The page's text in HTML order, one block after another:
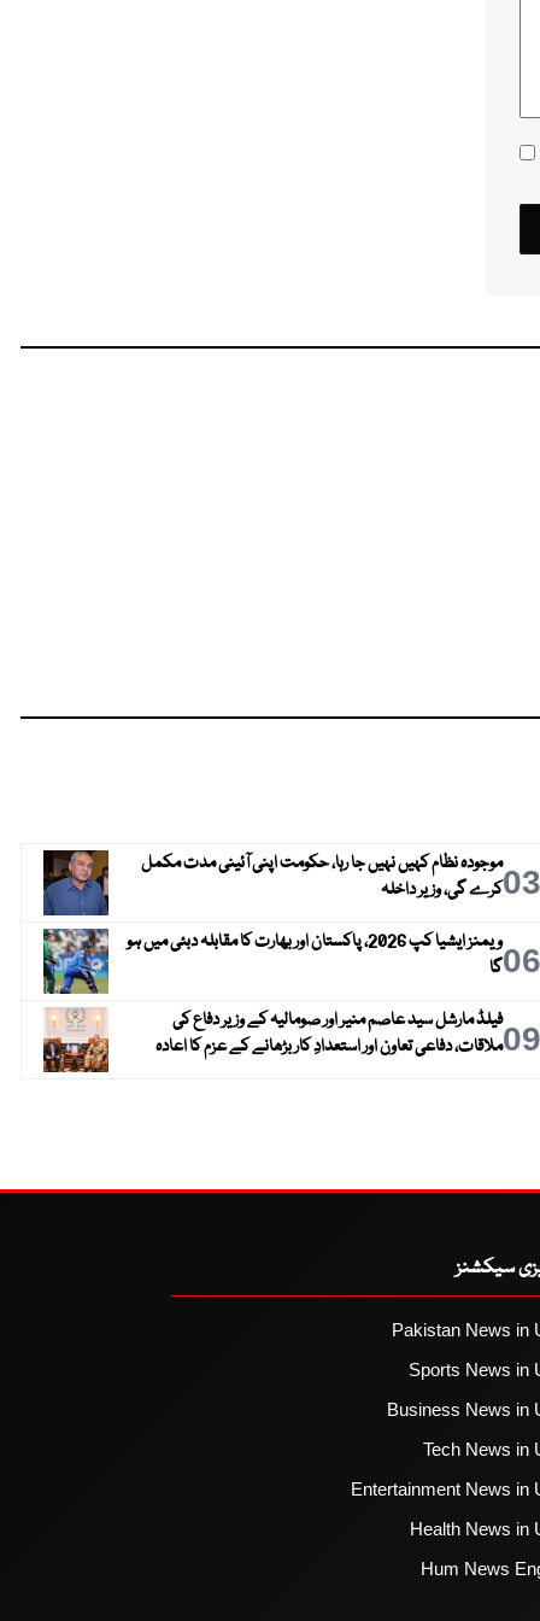
03موجودہ نظام کہیں نہیں جا رہا، حکومت اپنی آئینی مدت مکمل
کرے گی، وزیر داخلہ
06
ویمنز ایشیا کپ 2026، پاکستان اور بھارت کا مقابلہ دبئی میں ہو
گا
09فیلڈ مارشل سید عاصم منیر اور صومالیہ کے وزیر دفاع کی
ملاقات، دفاعی تعاون اور استعدادِ کار بڑھانے کے عزم کا اعادہ
سیکشنز
Pakistan News in
Sports News in
Business News in
Tech News in
Entertainment News in
Health News in
Hum News